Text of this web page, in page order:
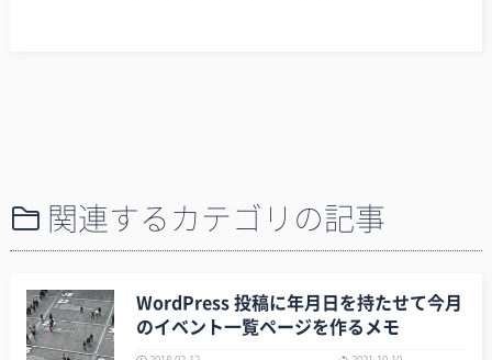
関連するカテゴリの記事
WordPress 投稿に年月日を持たせて今月
のイベント一覧ページを作るメモ